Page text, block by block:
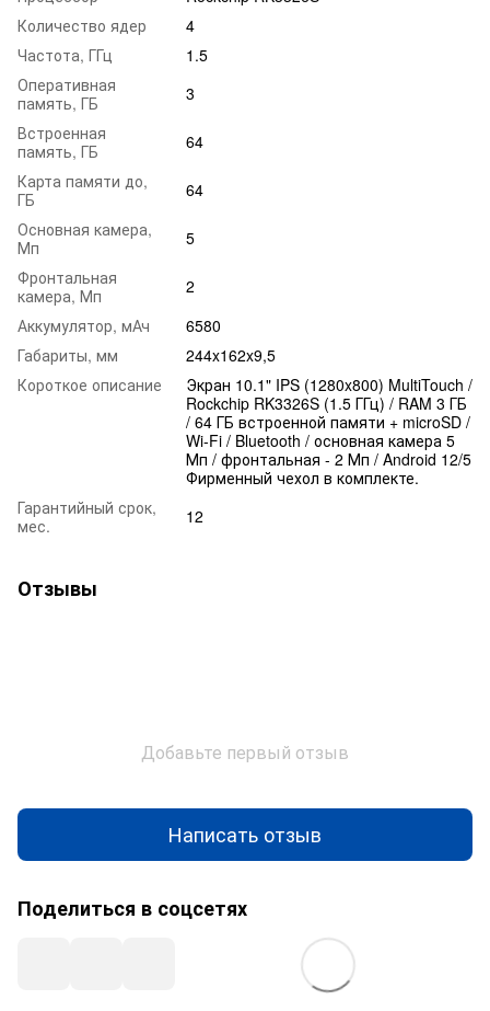
Количество ядер
4
Частота, ГГц
1.5
Оперативная
память, ГБ
3
Встроенная
память, ГБ
64
Карта памяти до,
ГБ
64
Основная камера,
Мп
5
Фронтальная
камера, Мп
2
Аккумулятор, мАч
6580
Габариты, мм
244x162x9,5
Короткое описание
Экран 10.1" IPS (1280x800) MultiTouch /
Rockchip RK3326S (1.5 ГГц) / RAM 3 ГБ
/ 64 ГБ встроенной памяти + microSD /
Wi-Fi / Bluetooth / основная камера 5
Мп / фронтальная - 2 Мп / Android 12/5
Фирменный чехол в комплекте.
Гарантийный срок,
мес.
12
Отзывы
Добавьте первый отзыв
Написать отзыв
Поделиться в соцсетях